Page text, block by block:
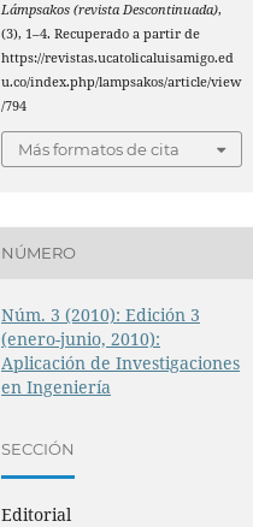
Lámpsakos (revista Descontinuada),
(3), 1–4. Recuperado a partir de
https://revistas.ucatolicaluisamigo.ed
u.co/index.php/lampsakos/article/view
/794
Más formatos de cita
NÚMERO
Núm. 3 (2010): Edición 3
(enero-junio, 2010):
Aplicación de Investigaciones
en Ingeniería
SECCIÓN
Editorial